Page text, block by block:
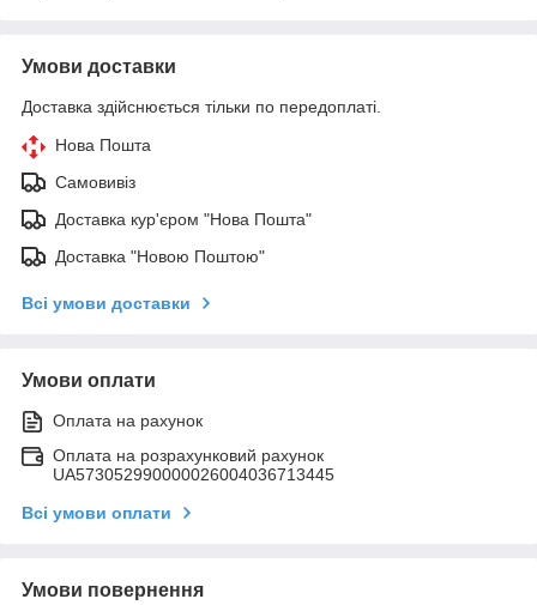
Умови доставки
Доставка здійснюється тільки по передоплаті.
Нова Пошта
Самовивіз
Доставка кур'єром "Нова Пошта"
Доставка "Новою Поштою"
Всі умови доставки
Умови оплати
Оплата на рахунок
Оплата на розрахунковий рахунок
UA573052990000026004036713445
Всі умови оплати
Умови повернення